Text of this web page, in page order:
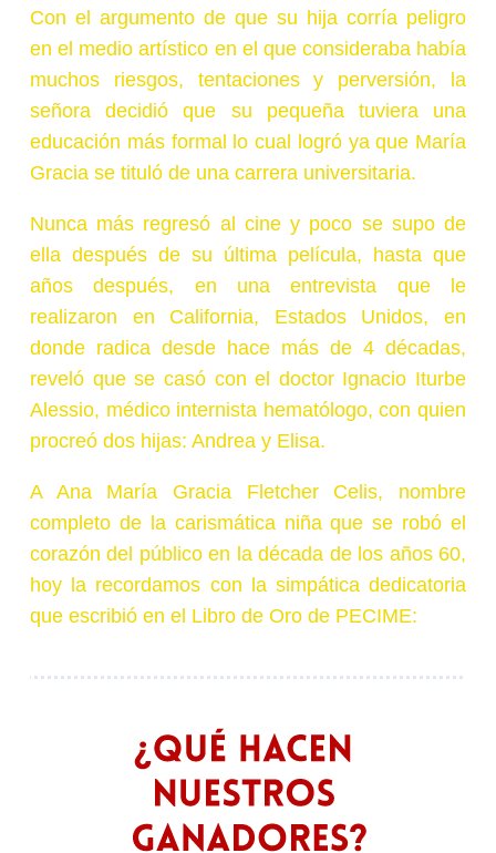
Con el argumento de que su hija corría peligro
en el medio artístico en el que consideraba había
muchos riesgos, tentaciones y perversión, la
señora decidió que su pequeña tuviera una
educación más formal lo cual logró ya que María
Gracia se tituló de una carrera universitaria.
Nunca más regresó al cine y poco se supo de
ella después de su última película, hasta que
años después, en una entrevista que le
realizaron en California, Estados Unidos, en
donde radica desde hace más de 4 décadas,
reveló que se casó con el doctor Ignacio Iturbe
Alessio, médico internista hematólogo, con quien
procreó dos hijas: Andrea y Elisa.
A Ana María Gracia Fletcher Celis, nombre
completo de la carismática niña que se robó el
corazón del público en la década de los años 60,
hoy la recordamos con la simpática dedicatoria
que escribió en el Libro de Oro de PECIME: